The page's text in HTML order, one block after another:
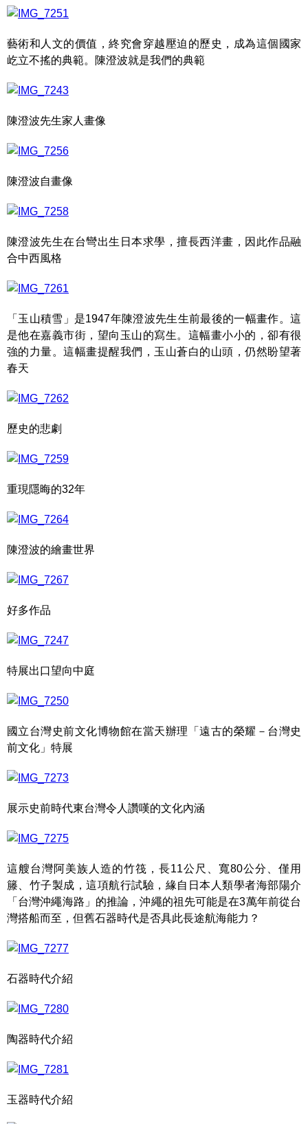
藝術和人文的價值，終究會穿越壓迫的歷史，成為這個國家
屹立不搖的典範。陳澄波就是我們的典範
陳澄波先生家人畫像
陳澄波自畫像
陳澄波先生在台彎出生日本求學，擅長西洋畫，因此作品融
合中西風格
「玉山積雪」是1947年陳澄波先生生前最後的一幅畫作。這
是他在嘉義市街，望向玉山的寫生。這幅畫小小的，卻有很
強的力量。這幅畫提醒我們，玉山蒼白的山頭，仍然盼望著
春天
歷史的悲劇
重現隱晦的32年
陳澄波的繪畫世界
好多作品
特展出口望向中庭
國立台灣史前文化博物館在當天辦理「遠古的榮耀－台灣史
前文化」特展
展示史前時代東台灣令人讚嘆的文化內涵
這艘台灣阿美族人造的竹筏，長11公尺、寬80公分、僅用
籐、竹子製成，這項航行試驗，緣自日本人類學者海部陽介
「台灣沖繩海路」的推論，沖繩的祖先可能是在3萬年前從台
灣搭船而至，但舊石器時代是否具此長途航海能力？
石器時代介紹
陶器時代介紹
玉器時代介紹